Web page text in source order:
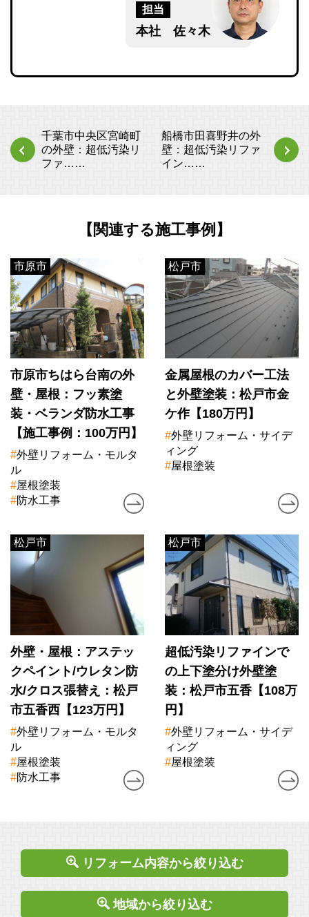
担当
本社 佐々木
千葉市中央区宮崎町
の外壁：超低汚染リ
ファ……
船橋市田喜野井の外
壁：超低汚染リファ
イン……
【関連する施工事例】
市原市
市原市ちはら台南の外
壁・屋根：フッ素塗
装・ベランダ防水工事
【施工事例：100万円】
#外壁リフォーム・モルタ
ル
#屋根塗装
#防水工事
松戸市
金属屋根のカバー工法
と外壁塗装：松戸市金
ケ作【180万円】
#外壁リフォーム・サイデ
ィング
#屋根塗装
松戸市
外壁・屋根：アステッ
クペイント/ウレタン防
水/クロス張替え：松戸
市五香西【123万円】
#外壁リフォーム・モルタ
ル
#屋根塗装
#防水工事
松戸市
超低汚染リファインで
の上下塗分け外壁塗
装：松戸市五香【108万
円】
#外壁リフォーム・サイデ
ィング
#屋根塗装
リフォーム内容から絞り込む
地域から絞り込む